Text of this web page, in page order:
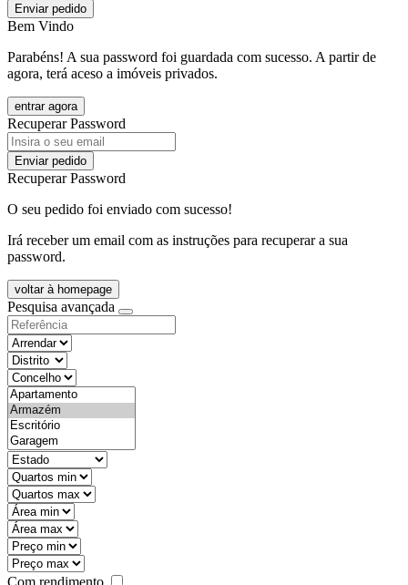
Enviar pedido
Bem Vindo
Parabéns! A sua password foi guardada com sucesso. A partir de
agora, terá aceso a imóveis privados.
entrar agora
Recuperar Password
Enviar pedido
Recuperar Password
O seu pedido foi enviado com sucesso!
Irá receber um email com as instruções para recuperar a sua
password.
voltar à homepage
Pesquisa avançada
objective
districtId
countyId
types
state
mintypo
maxtypo
minarea
maxarea
minprice
maxprice
Com rendimento